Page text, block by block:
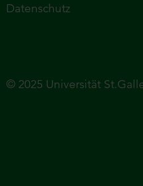
Datenschutz
© 2025 Universität